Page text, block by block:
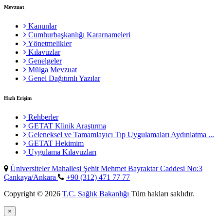
Mevzuat
Kanunlar
Cumhurbaşkanlığı Kararnameleri
Yönetmelikler
Kılavuzlar
Genelgeler
Mülga Mevzuat
Genel Dağıtımlı Yazılar
Hızlı Erişim
Rehberler
GETAT Klinik Araştırma
Geleneksel ve Tamamlayıcı Tıp Uygulamaları Aydınlatma ...
GETAT Hekimim
Uygulama Kılavuzları
Üniversiteler Mahallesi Şehit Mehmet Bayraktar Caddesi No:3
Çankaya/Ankara
+90 (312) 471 77 77
Copyright © 2026 T.C. Sağlık Bakanlığı Tüm hakları saklıdır.
×